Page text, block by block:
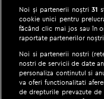
Noi și partenerii noștri31
cookie unici pentru
făcând clic mai jos sau în
raportate partenerilor
Noi si partenerii nostri
nostri de servicii de date
personaliza continutul si
va oferi functionalitati
de drepturile prevazute de